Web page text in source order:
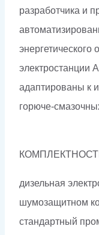
разработчика и
энергетического
электростанции
адаптированы к
горюче-
дизельная
шумозащитном
стандартный